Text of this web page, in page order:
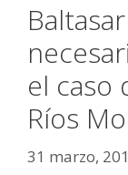
el caso
Ríos
31 marzo,